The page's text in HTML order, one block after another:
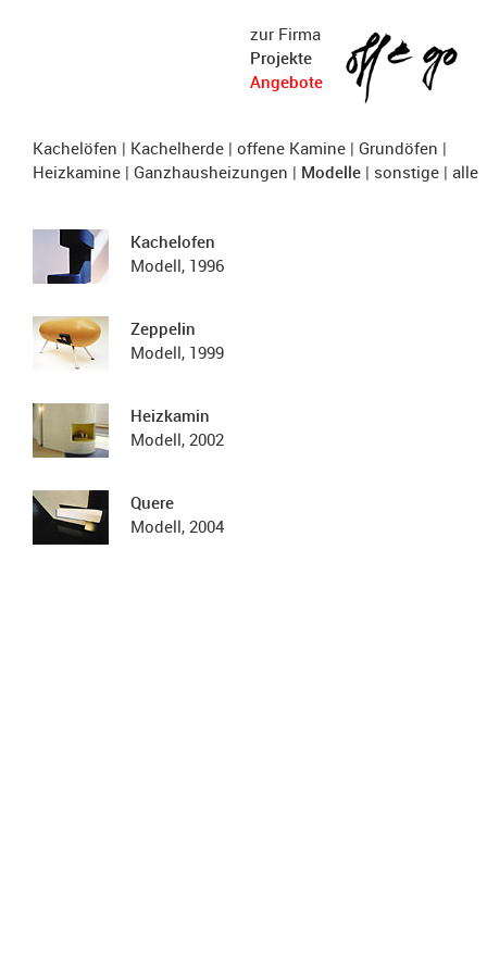
zur Firma
Projekte
Angebote
Kachelöfen | Kachelherde | offene Kamine | Grundöfen |
Heizkamine | Ganzhausheizungen | Modelle | sonstige | alle
Kachelofen
Modell, 1996
Zeppelin
Modell, 1999
Heizkamin
Modell, 2002
Quere
Modell, 2004